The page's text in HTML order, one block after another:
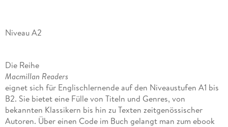
Niveau A2
Die Reihe
Macmillan Readers
eignet sich für Englischlernende auf den Niveaustufen A1 bis
B2. Sie bietet eine Fülle von Titeln und Genres, von
bekannten Klassikern bis hin zu Texten zeitgenössischer
Autoren. Über einen Code im Buch gelangt man zum ebook